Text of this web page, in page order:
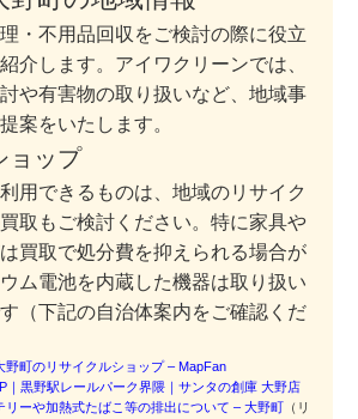
・不用品回収をご検討の際に役立
介します。アイワクリーンでは、
や有害物の取り扱いなど、地域事
案をいたします。
ョップ
用できるものは、地域のリサイク
取もご検討ください。特に家具や
買取で処分費を抑えられる場合が
ム電池を内蔵した機器は取り扱い
（下記の自治体案内をご確認くだ
野町のリサイクルショップ – MapFan
｜黒野駅レールパーク界隈｜サンタの創庫 大野店
リーや加熱式たばこ等の排出について – 大野町 （リ